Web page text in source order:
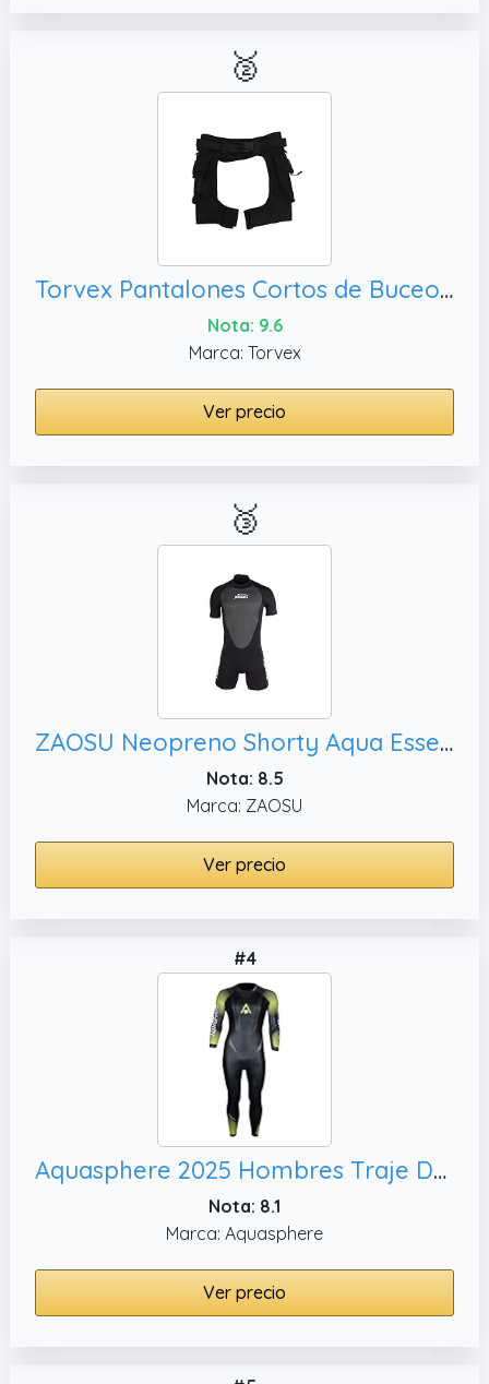
🥈
Torvex Pantalones Cortos de Buceo, natación y Deportes acuáticos (Metro)
Nota: 9.6
Marca: Torvex
Ver precio
🥉
ZAOSU Neopreno Shorty Aqua Essential | Neopreno de 3 mm - Traje de neopreno negro para aguas abiertas,
Nota: 8.5
Marca: ZAOSU
Ver precio
#4
Aquasphere 2025 Hombres Traje De Neopreno para Aguas Abiertas Exocet Ultra WS0230173 - Black/Hot Lime
Nota: 8.1
Marca: Aquasphere
Ver precio